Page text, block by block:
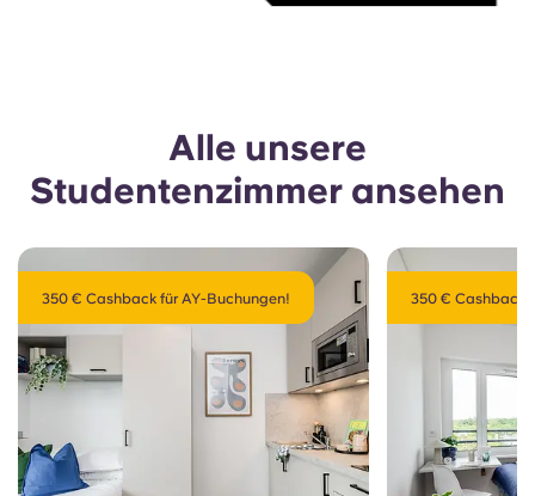
Alle unsere
Studentenzimmer ansehen
350 € Cashback für AY-Buchungen! 350 € Cashback